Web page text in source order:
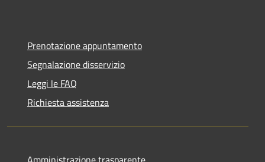
Prenotazione appuntamento
Segnalazione disservizio
Leggi le FAQ
Richiesta assistenza